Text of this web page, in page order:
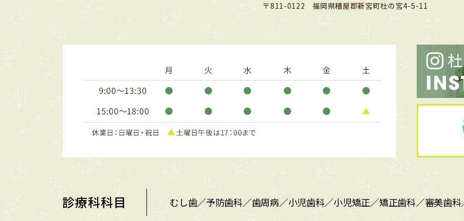
〒811-0122 福岡県糟屋郡新宮町杜の宮4-5-11
診療科科目 むし歯／予防歯科／歯周病／小児歯科／小児矯正／矯正歯科／審美歯